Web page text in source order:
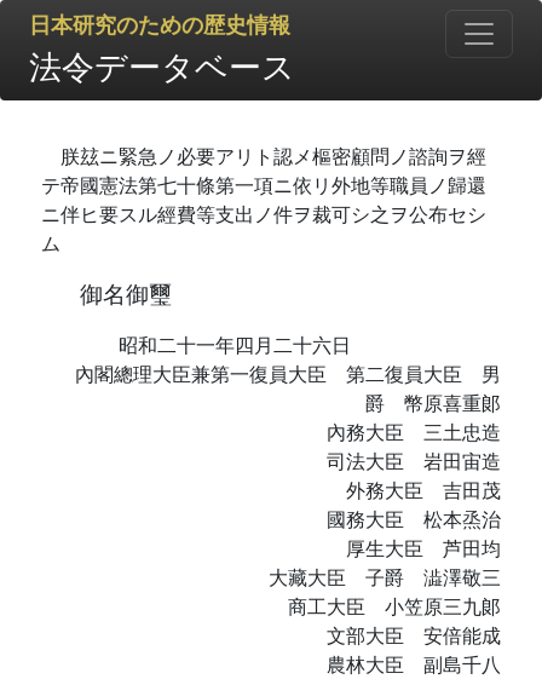
日本研究のための歴史情報
法令データベース
朕玆ニ緊急ノ必要アリト認メ樞密顧問ノ諮詢ヲ經
テ帝國憲法第七十條第一項ニ依リ外地等職員ノ歸還
ニ伴ヒ要スル經費等支出ノ件ヲ裁可シ之ヲ公布セシ
ム
御名御璽
昭和二十一年四月二十六日
內閣總理大臣兼第一復員大臣 第二復員大臣 男
爵 幣原喜重郞
內務大臣 三土忠造
司法大臣 岩田宙造
外務大臣 吉田茂
國務大臣 松本烝治
厚生大臣 芦田均
大藏大臣 子爵 澁澤敬三
商工大臣 小笠原三九郞
文部大臣 安倍能成
農林大臣 副島千八